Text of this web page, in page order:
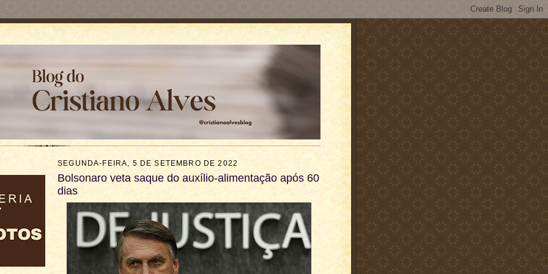
SEGUNDA-FEIRA, 5 DE SETEMBRO DE 2022
Bolsonaro veta saque do auxílio-alimentação após 60
dias